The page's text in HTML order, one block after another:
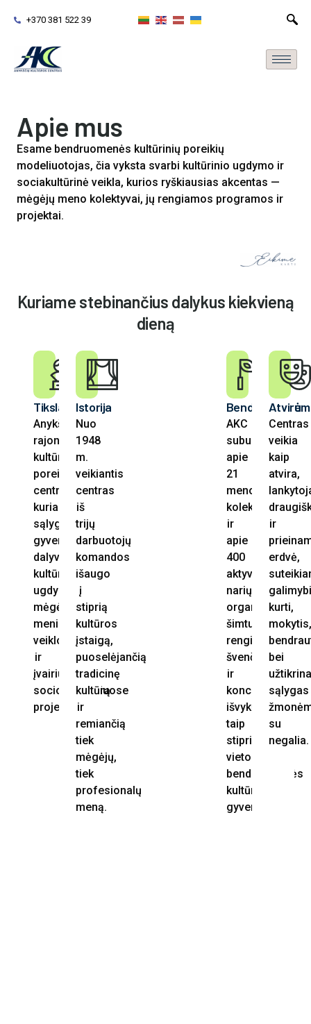
+370 381 522 39
Apie mus
Esame bendruomenės kultūrinių poreikių
modeliuotojas, čia vyk­sta svarbi kultūrinio ugdymo ir
soci­akultūrinė veikla, kurios ryški­au­sias akcen­tas —
mėgėjų meno kolek­ty­vai, jų ren­giamos pro­gramos ir
projektai.
Kuriame stebinančius dalykus kiekvieną
dieną
Tikslas
Anykščių
rajono
kultūrinių
poreikių
centras,
kuriantis
sąlygas
gyventojams
dalyvauti
kultūriniame
ugdyme,
mėgėjų
meninėje
veikloje
ir
įvairiuose
sociokultūriniuose
projektuose.
Istorija
Nuo
1948
m.
veikiantis
centras
iš
trijų
darbuotojų
komandos
išaugo
į
stiprią
kultūros
įstaigą,
puoselėjančią
tradicinę
kultūrą
ir
remiančią
tiek
mėgėjų,
tiek
profesionalų
meną.
Bendruomenė
AKC
suburia
apie
21
meno
kolektyvų
ir
apie
400
aktyvių
narių,
organizuoja
šimtus
renginių,
švenčių
ir
koncertinių
išvykų,
taip
stiprindamas
vietos
bendruomenės
kultūrinį
gyvenimą.
Centras
veikia
kaip
atvira,
ir
erdvė,
kurti,
mokytis,
bei
sąlygas
su
negalia.